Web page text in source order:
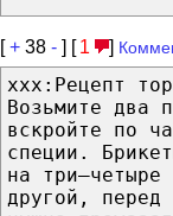
[+ 38 - ] [ 1 ]
ххх:Рецепт
Возьмите два
вскройте по
специи.
на
другой, перед